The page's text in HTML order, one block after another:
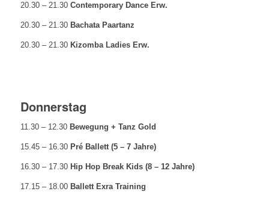
20.30 – 21.30 Contemporary Dance Erw.
20.30 – 21.30 Bachata Paartanz
20.30 – 21.30 Kizomba Ladies Erw.
Donnerstag
11.30 – 12.30Bewegung + Tanz Gold
15.45 – 16.30 Pré Ballett (5 – 7 Jahre)
16.30 – 17.30 Hip Hop Break Kids (8 – 12 Jahre)
17.15 – 18.00Ballett Exra Training